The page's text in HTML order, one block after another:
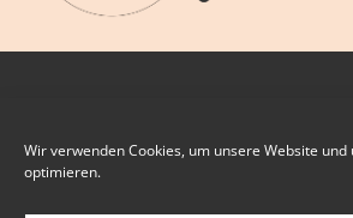
Wir verwenden Cookies, um unsere Website und
optimieren.